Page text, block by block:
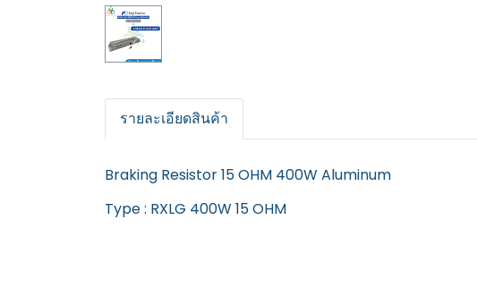
รายละเอียดสินค้า
Braking Resistor 15 OHM 400W Aluminum
Type : RXLG 400W 15 OHM